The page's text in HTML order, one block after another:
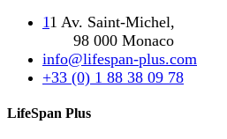
11 Av. Saint-Michel,
98 000 Monaco
info@lifespan-plus.com
+33 (0) 1 88 38 09 78
LifeSpan Plus